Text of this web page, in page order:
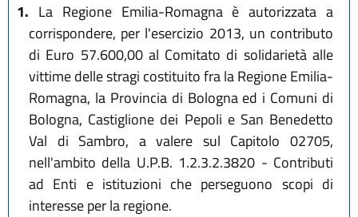
1. La Regione Emilia-Romagna è autorizzata a
corrispondere, per l'esercizio 2013, un contributo
di Euro 57.600,00 al Comitato di solidarietà alle
vittime delle stragi costituito fra la Regione Emilia-
Romagna, la Provincia di Bologna ed i Comuni di
Bologna, Castiglione dei Pepoli e San Benedetto
Val di Sambro, a valere sul Capitolo 02705,
nell'ambito della U.P.B. 1.2.3.2.3820 - Contributi
ad Enti e istituzioni che perseguono scopi di
interesse per la regione.